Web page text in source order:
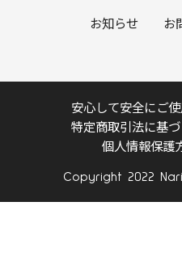
お知らせ お
安心して安全にご
特定商取引法に基
個人情報保護
Copyright 2022